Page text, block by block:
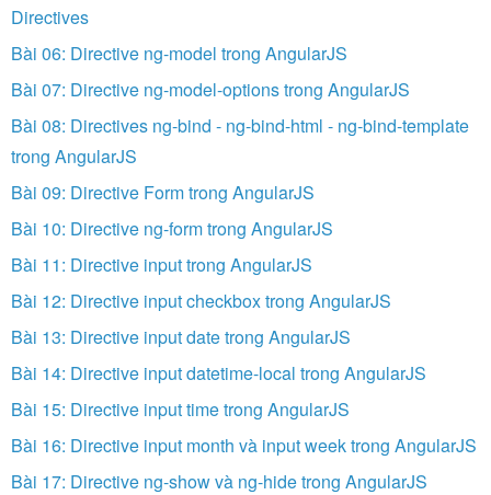
Directives
Bài 06: Directive ng-model trong AngularJS
Bài 07: Directive ng-model-options trong AngularJS
Bài 08: Directives ng-bind - ng-bind-html - ng-bind-template
trong AngularJS
Bài 09: Directive Form trong AngularJS
Bài 10: Directive ng-form trong AngularJS
Bài 11: Directive input trong AngularJS
Bài 12: Directive input checkbox trong AngularJS
Bài 13: Directive input date trong AngularJS
Bài 14: Directive input datetime-local trong AngularJS
Bài 15: Directive input time trong AngularJS
Bài 16: Directive input month và input week trong AngularJS
Bài 17: Directive ng-show và ng-hide trong AngularJS